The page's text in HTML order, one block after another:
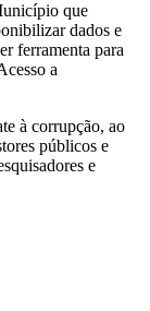
que
dados e
ferramenta para
a
à corrupção, ao
públicos e
e